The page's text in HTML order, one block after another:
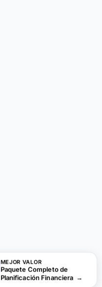
MEJOR VALOR
Paquete Completo de
Planificación Financiera →